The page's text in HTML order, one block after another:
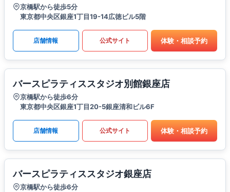
京橋駅から徒歩5分
東京都中央区銀座1丁目19-14広徳ビル5階
店舗情報 公式サイト 体験・相談予約
バースピラティススタジオ別館銀座店
京橋駅から徒歩6分
東京都中央区銀座1丁目20-5銀座清和ビル6F
店舗情報 公式サイト 体験・相談予約
バースピラティススタジオ銀座店
京橋駅から徒歩6分